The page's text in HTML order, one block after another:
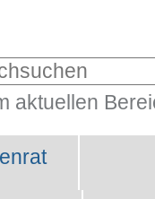
aktuellen